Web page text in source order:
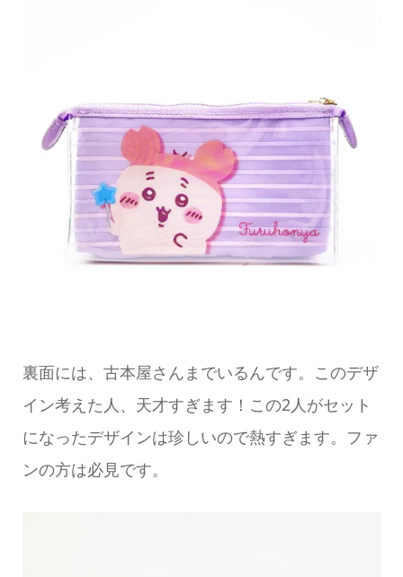
裏面には、古本屋さんまでいるんです。このデザ
イン考えた人、天才すぎます！この2人がセット
になったデザインは珍しいので熱すぎます。ファ
ンの方は必見です。